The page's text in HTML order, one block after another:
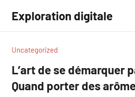
contenu
Exploration digitale
Uncategorized
L’art de se démarquer
Quand porter des